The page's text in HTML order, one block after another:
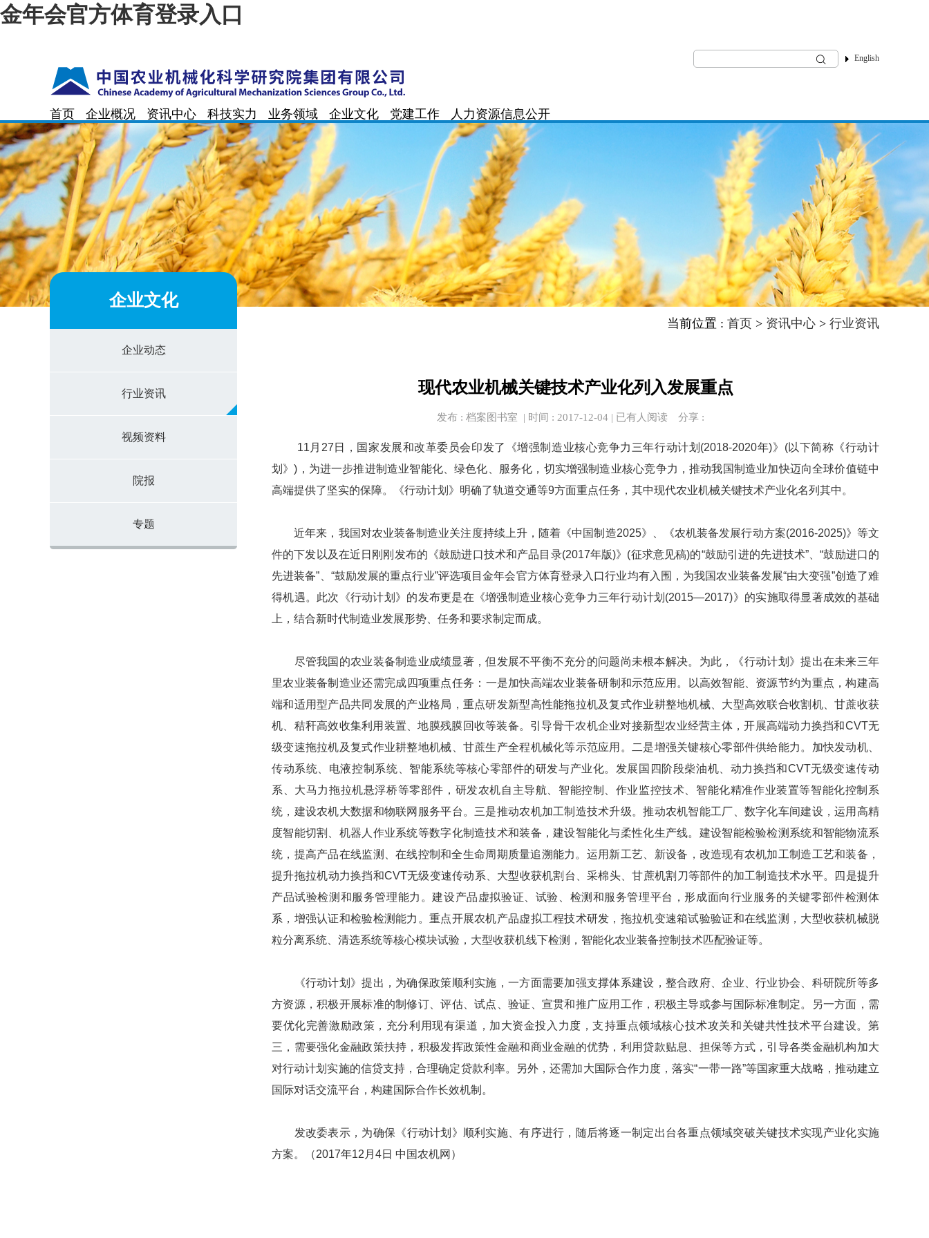
金年会官方体育登录入口
English
首页 企业概况 资讯中心 科技实力 业务领域 企业文化 党建工作 人力资源信息公开
企业文化
企业动态
行业资讯
视频资料
院报
专题
当前位置 : 首页 > 资讯中心 > 行业资讯
现代农业机械关键技术产业化列入发展重点
发布 : 档案图书室 | 时间 : 2017-12-04 | 已有人阅读 分享 :
11 月 27 日，国家发展和改革委员会印发了《增强制造业核心竞争力三年行动计划 (2018-2020年)》 (以下简称《行动计
划》) ，为进一步推进制造业智能化、绿色化、服务化，切实增强制造业核心竞争力，推动我国制造业加快迈向全球价值链中
高端提供了坚实的保障。《行动计划》明确了轨道交通等9方面重点任务，其中现代农业机械关键技术产业化名列其中。
近年来，我国对农业装备制造业关注度持续上升，随着《中国制造2025》、《农机装备发展行动方案(2016-2025)》等文
件的下发以及在近日刚刚发布的《鼓励进口技术和产品目录(2017年版)》 (征求意见稿)的“鼓励引进的先进技术” 、“鼓励进口的
先进装备” “鼓励发展的重点行业”评选项目金年会官方体育登录入口行业均有入围，为我国农业装备发展“由大变强”创造了难
得机遇。此次《行动计划》的发布更是在《增强制造业核心竞争力三年行动计划 (2015—2017)》的实施取得显著成效的基础
上，结合新时代制造业发展形势、任务和要求制定而成。
尽管我国的农业装备制造业成绩显著，但发展不平衡不充分的问题尚未根本解决。为此，《行动计划》提出在未来三年
里农业装备制造业还需完成四项重点任务：一是加快高端农业装备研制和示范应用。以高效智能、资源节约为重点，构建高
端和适用型产品共同发展的产业格局，重点研发新型高性能拖拉机及复式作业耕整地机械、大型高效联合收割机、甘蔗收获
机、秸秆高效收集利用装置、地膜残膜回收等装备。引导骨干农机企业对接新型农业经营主体，开展高端动力换挡和CVT无
级变速拖拉机及复式作业耕整地机械、甘蔗生产全程机械化等示范应用。二是增强关键核心零部件供给能力。加快发动机、
传动系统、电液控制系统、智能系统等核心零部件的研发与产业化。发展国四阶段柴油机、动力换挡和CVT无级变速传动
系、大马力拖拉机悬浮桥等零部件，研发农机自主导航、智能控制、作业监控技术、智能化精准作业装置等智能化控制系
统，建设农机大数据和物联网服务平台。三是推动农机加工制造技术升级。推动农机智能工厂、数字化车间建设，运用高精
度智能切割、机器人作业系统等数字化制造技术和装备，建设智能化与柔性化生产线。建设智能检验检测系统和智能物流系
统，提高产品在线监测、在线控制和全生命周期质量追溯能力。运用新工艺、新设备，改造现有农机加工制造工艺和装备，
提升拖拉机动力换挡和CVT无级变速传动系、大型收获机割台、采棉头、甘蔗机割刀等部件的加工制造技术水平。四是提升
产品试验检测和服务管理能力。建设产品虚拟验证、试验、检测和服务管理平台，形成面向行业服务的关键零部件检测体
系，增强认证和检验检测能力。重点开展农机产品虚拟工程技术研发，拖拉机变速箱试验验证和在线监测，大型收获机械脱
粒分离系统、清选系统等核心模块试验，大型收获机线下检测，智能化农业装备控制技术匹配验证等。
《行动计划》提出，为确保政策顺利实施，一方面需要加强支撑体系建设，整合政府、企业、行业协会、科研院所等多
方资源，积极开展标准的制修订、评估、试点、验证、宣贯和推广应用工作，积极主导或参与国际标准制定。另一方面，需
要优化完善激励政策，充分利用现有渠道，加大资金投入力度，支持重点领域核心技术攻关和关键共性技术平台建设。第
三，需要强化金融政策扶持，积极发挥政策性金融和商业金融的优势，利用贷款贴息、担保等方式，引导各类金融机构加大
对行动计划实施的信贷支持，合理确定贷款利率。另外，还需加大国际合作力度，落实“一带一路”等国家重大战略，推动建立
国际对话交流平台，构建国际合作长效机制。
发改委表示，为确保《行动计划》顺利实施、有序进行，随后将逐一制定出台各重点领域突破关键技术实现产业化实施
方案。
（2017年12 月 4日 中国农机网）